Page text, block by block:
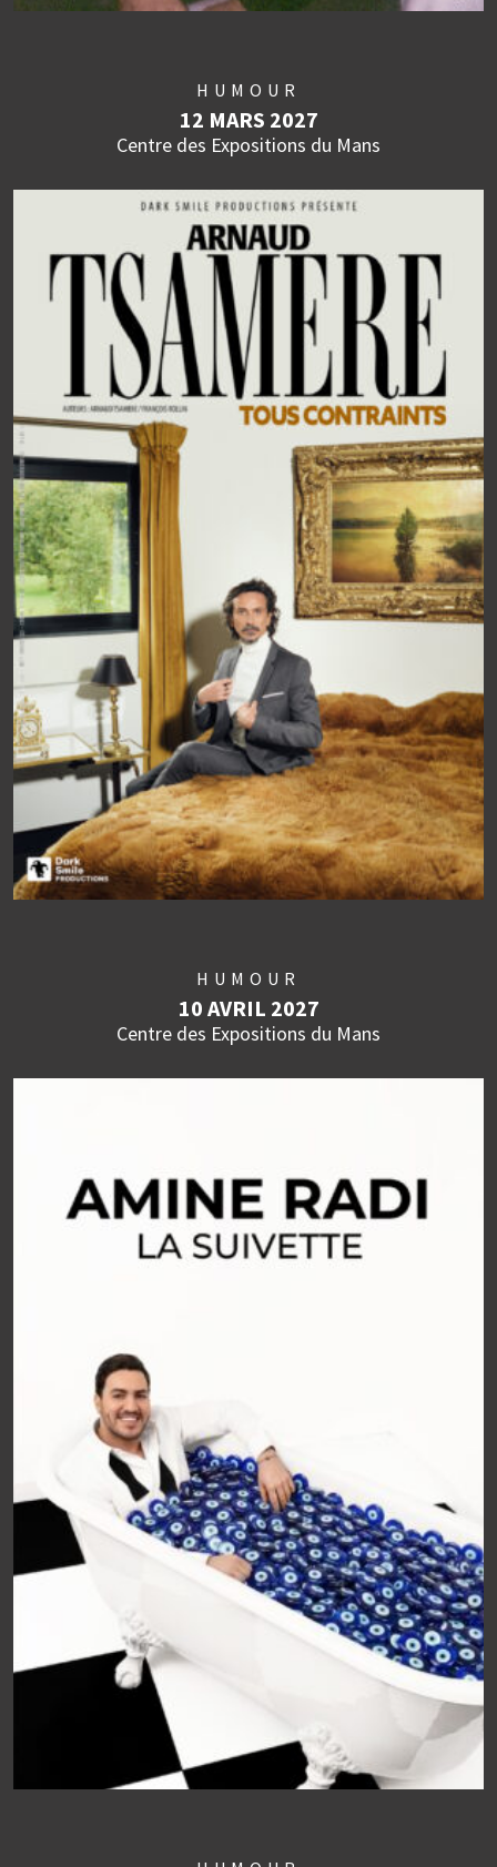
HUMOUR
12 MARS 2027
Centre des Expositions du Mans
HUMOUR
10 AVRIL 2027
Centre des Expositions du Mans